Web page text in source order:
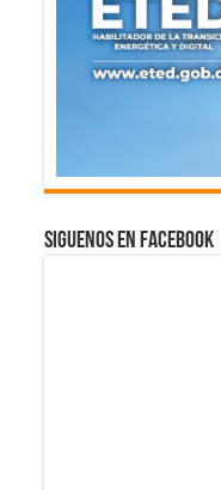
Siguenos en Facebook